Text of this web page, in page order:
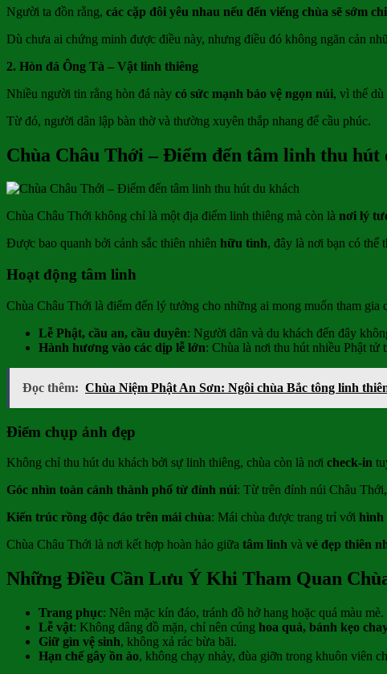
Người ta đồn rằng, các cặp đôi yêu nhau nếu đến viếng chùa sẽ sớm
Dù chưa ai chứng minh được điều này, nhưng điều đó không ngăn cản
2. Hòn đá Ông Tà – Vật linh thiêng
Nhiều người tin rằng hòn đá này có sức mạnh bảo vệ ngọn núi, vì thế
Từ đó, người dân lập bàn thờ và thường xuyên thắp nhang để cầu phúc.
Chùa Châu Thới – Điểm đến tâm linh thu hút
Chùa Châu Thới không chỉ là một địa điểm linh thiêng mà còn là nơi lý
Được bao quanh bởi cảnh sắc thiên nhiên hữu tình, đây là nơi bạn có thể
Hoạt động tâm linh
Chùa Châu Thới là điểm đến lý tưởng cho những ai mong muốn tham gia
Lễ Phật, cầu an, cầu duyên: Người dân và du khách đến đây
Hành hương vào các dịp lễ lớn: Chùa là nơi thu hút nhiều Phật tử
Đọc thêm: Chùa Niệm Phật An Sơn: Ngôi chùa Bắc tông linh
Điểm chụp ảnh đẹp
Không chỉ thu hút du khách bởi sự linh thiêng, chùa còn là nơi check-in
Góc nhìn toàn cảnh thành phố từ đỉnh núi: Từ trên đỉnh núi Châu
Kiến trúc rồng độc đáo trên mái chùa: Mái chùa được trang trí với hình
Chùa Châu Thới là nơi kết hợp hoàn hảo giữa tâm linh và vẻ đẹp thiên
Những Điều Cần Lưu Ý Khi Tham Quan
Trang phục: Nên mặc kín đáo, tránh đồ hở hang hoặc quá màu mè.
Lễ vật: Không dâng đồ mặn, chỉ nên cúng hoa quả, bánh kẹo
Giữ gìn vệ sinh, không xả rác bừa bãi.
Hạn chế gây ồn ào, không chạy nhảy, đùa giỡn trong khuôn viên